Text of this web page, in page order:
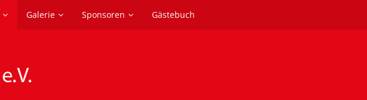
Galerie Sponsoren Gästebuch